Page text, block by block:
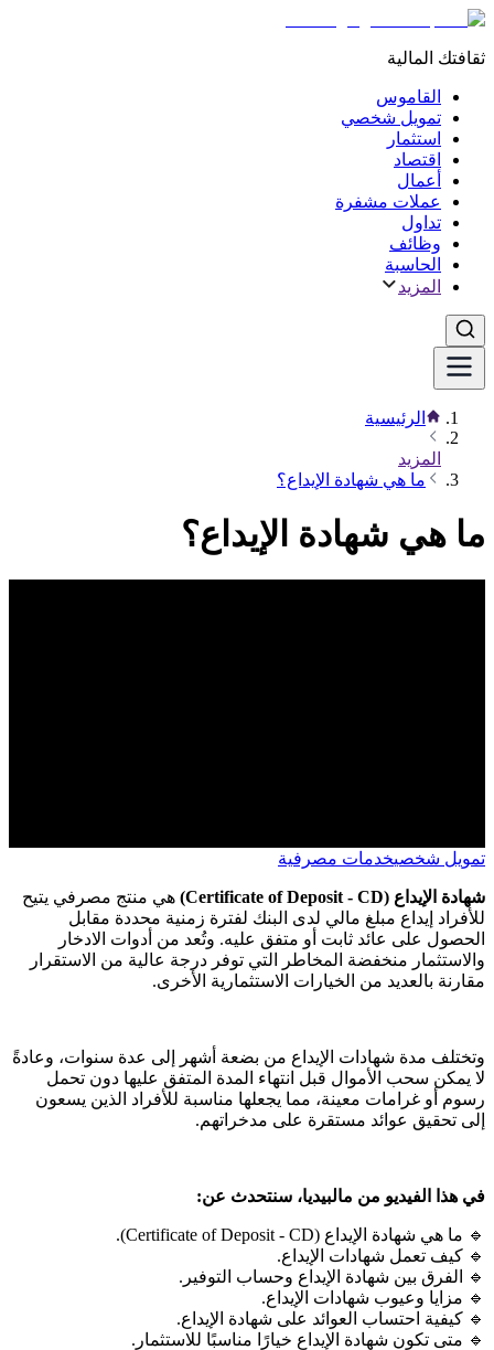
ثقافتك المالية
القاموس
تمويل شخصي
استثمار
اقتصاد
أعمال
عملات مشفرة
تداول
وظائف
الحاسبة
المزيد
الرئيسية
المزيد
ما هي شهادة الإيداع؟
ما هي شهادة الإيداع؟
تمويل شخصيخدمات مصرفية
شهادة الإيداع (Certificate of Deposit - CD)
هي منتج مصرفي يتيح
للأفراد إيداع مبلغ مالي لدى البنك لفترة زمنية محددة مقابل
الحصول على عائد ثابت أو متفق عليه. وتُعد من أدوات الادخار
والاستثمار منخفضة المخاطر التي توفر درجة عالية من الاستقرار
مقارنة بالعديد من الخيارات الاستثمارية الأخرى.
وتختلف مدة شهادات الإيداع من بضعة أشهر إلى عدة سنوات، وعادةً
لا يمكن سحب الأموال قبل انتهاء المدة المتفق عليها دون تحمل
رسوم أو غرامات معينة، مما يجعلها مناسبة للأفراد الذين يسعون
إلى تحقيق عوائد مستقرة على مدخراتهم.
في هذا الفيديو من مالبيديا، سنتحدث عن:
🔹 ما هي شهادة الإيداع (Certificate of Deposit - CD).
🔹 كيف تعمل شهادات الإيداع.
🔹 الفرق بين شهادة الإيداع وحساب التوفير.
🔹 مزايا وعيوب شهادات الإيداع.
🔹 كيفية احتساب العوائد على شهادة الإيداع.
🔹 متى تكون شهادة الإيداع خيارًا مناسبًا للاستثمار.